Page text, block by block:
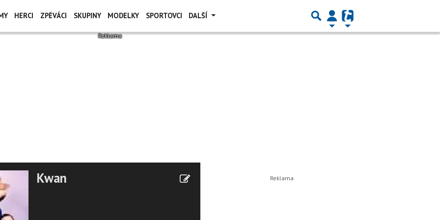
HERCI ZPĚVÁCI SKUPINY MODELKY SPORTOVCI DALŠÍ
Kwan